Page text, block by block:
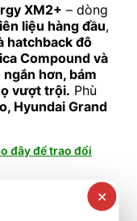
XM2+ – dòng
liệu hàng đầu,
hatchback đô
Compound và
ngắn hơn, bám
vượt trội. Phù
Hyundai Grand
đây để trao đổi
✕